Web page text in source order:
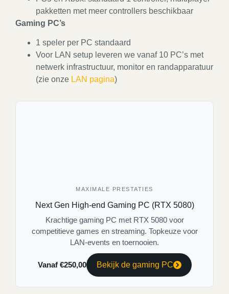
pakketten met meer controllers beschikbaar
Gaming PC’s
1 speler per PC standaard
Voor LAN setup leveren we vanaf 10 PC’s met
netwerk infrastructuur, monitor en randapparatuur
(zie onze LAN pagina)
MAXIMALE PRESTATIES
Next Gen High-end Gaming PC (RTX 5080)
Krachtige gaming PC met RTX 5080 voor
competitieve games en streaming. Topkeuze voor
LAN-events en toernooien.
Vanaf €250,00 Bekijk de gaming PC